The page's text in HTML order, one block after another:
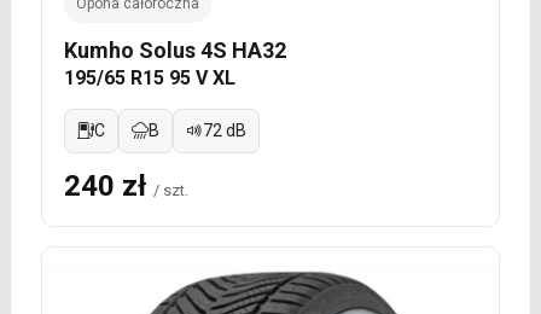
Opona całoroczna
Kumho Solus 4S HA32
195/65 R15 95 V XL
C B 72 dB
240 zł / szt.